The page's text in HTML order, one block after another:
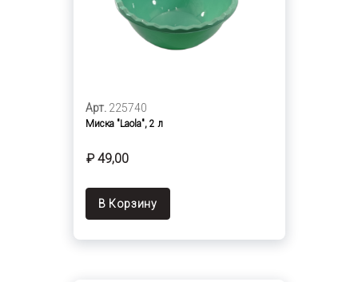
Арт. 225740
Миска "Laola", 2 л
₽ 49,00
В Корзину